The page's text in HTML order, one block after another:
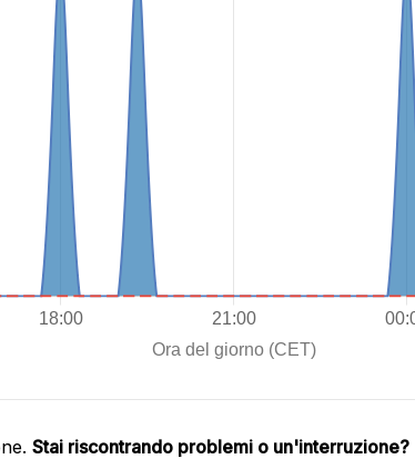
Stai riscontrando problemi o un'interruzione?